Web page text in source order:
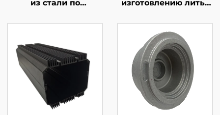
из стали по
заказу
изготовлению литья
заказу, оцинкованная
стальная часть литья
под песок